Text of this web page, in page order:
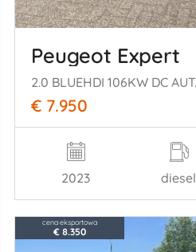
Peugeot Expert
€ 7.950
2023 diesel
cena eksportowa
€ 8.350